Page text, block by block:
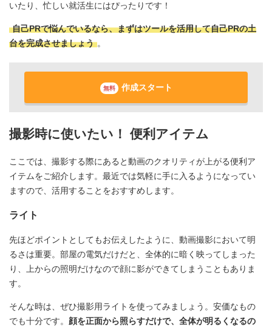
いたり、忙しい就活生にはぴったりです！
自己PRで悩んでいるなら、まずはツールを活用して自己PRの土
台を完成させましょう 。
無料 作成スタート
撮影時に使いたい！ 便利アイテム
ここでは、撮影する際にあると動画のクオリティが上がる便利ア
イテムをご紹介します。最近では気軽に手に入るようになってい
ますので、活用することをおすすめします。
ライト
先ほどポイントとしてもお伝えしたように、動画撮影において明
るさは重要。部屋の電気だけだと、全体的に暗く映ってしまった
り、上からの照明だけなので顔に影ができてしまうこともありま
す。
そんな時は、ぜひ撮影用ライトを使ってみましょう。安価なもの
でも十分です。 顔を正面から照らすだけで、全体が明るくなるの